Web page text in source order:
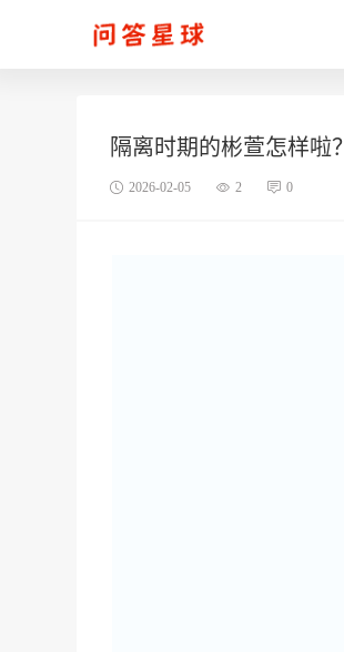
隔离时期的彬萱怎样啦？
2026-02-05 2 0